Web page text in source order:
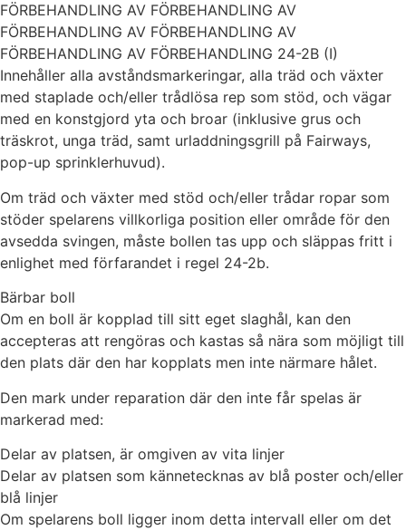
FÖRBEHANDLING AV FÖRBEHANDLING AV
FÖRBEHANDLING AV FÖRBEHANDLING AV
FÖRBEHANDLING AV FÖRBEHANDLING 24-2B (I)
Innehåller alla avståndsmarkeringar, alla träd och växter
med staplade och/eller trådlösa rep som stöd, och vägar
med en konstgjord yta och broar (inklusive grus och
träskrot, unga träd, samt urladdningsgrill på Fairways,
pop-up sprinklerhuvud).
Om träd och växter med stöd och/eller trådar ropar som
stöder spelarens villkorliga position eller område för den
avsedda svingen, måste bollen tas upp och släppas fritt i
enlighet med förfarandet i regel 24-2b.
Bärbar boll
Om en boll är kopplad till sitt eget slaghål, kan den
accepteras att rengöras och kastas så nära som möjligt till
den plats där den har kopplats men inte närmare hålet.
Den mark under reparation där den inte får spelas är
markerad med:
Delar av platsen, är omgiven av vita linjer
Delar av platsen som kännetecknas av blå poster och/eller
blå linjer
Om spelarens boll ligger inom detta intervall eller om det